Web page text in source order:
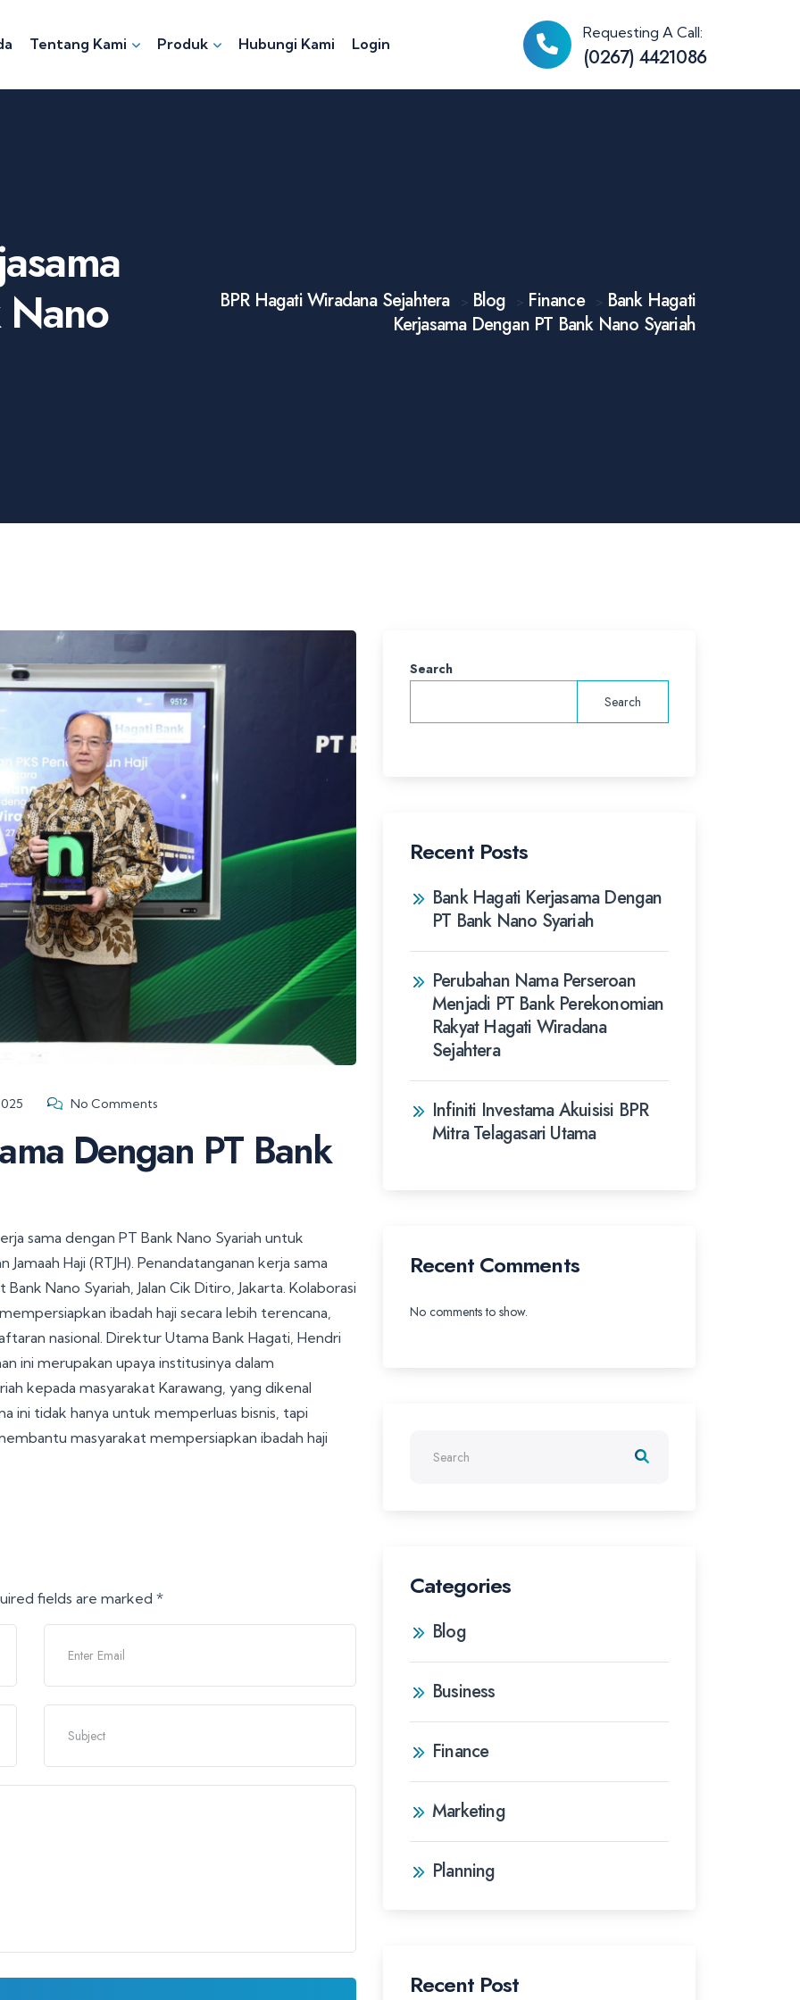
Tentang Kami Produk Hubungi Kami Login
Requesting A Call:
(0267) 4421086
Nano
BPR Hagati Wiradana Sejahtera > Blog > Finance > Bank Hagati
Kerjasama Dengan PT Bank Nano Syariah
No Comments
Dengan PT Bank
sama dengan PT Bank Nano Syariah untuk
Haji (RTJH). Penandatanganan kerja sama
Nano Syariah, Jalan Cik Ditiro, Jakarta. Kolaborasi
ibadah haji secara lebih terencana,
nasional. Direktur Utama Bank Hagati, Hendri
ini merupakan upaya institusinya dalam
kepada masyarakat Karawang, yang dikenal
ini tidak hanya untuk memperluas bisnis, tapi
masyarakat mempersiapkan ibadah haji
fields are marked *
Search
Search
Recent Posts
Bank Hagati Kerjasama Dengan
PT Bank Nano Syariah
Perubahan Nama Perseroan
Menjadi PT Bank Perekonomian
Rakyat Hagati Wiradana
Sejahtera
Infiniti Investama Akuisisi BPR
Mitra Telagasari Utama
Recent Comments
No comments to show.
Categories
Blog
Business
Finance
Marketing
Planning
Recent Post